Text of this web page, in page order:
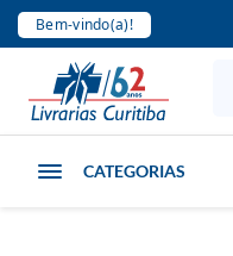
Bem-vindo(a)!
CATEGORIAS